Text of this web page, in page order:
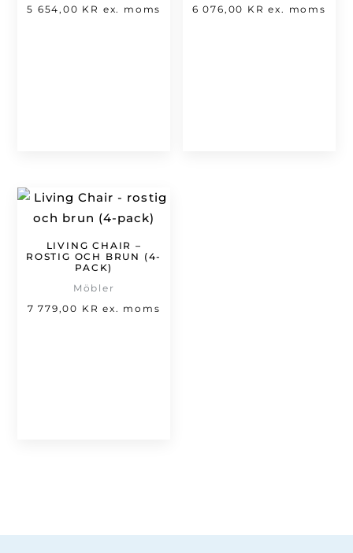
5 654,00 KR ex. moms 6 076,00 KR ex. moms
LIVING CHAIR –
ROSTIG OCH BRUN (4-
PACK)
Möbler
7 779,00 KR ex. moms